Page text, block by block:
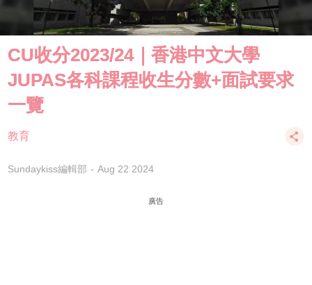
CU收分2023/24｜香港中文大學
JUPAS各科課程收生分數+面試要求
一覽
教育
Sundaykiss編輯部 Aug 22 2024
廣告